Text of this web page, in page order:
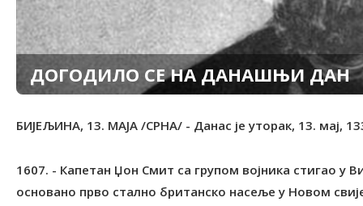
ДОГОДИЛО СЕ НА ДАНАШЊИ ДАН
БИЈЕЉИНА, 13. МАЈА /СРНА/ - Данас је уторак, 13. мај,
1607. - Капетан Џон Смит са групом војника стигао у Вирџинију и назвао то мјесто Џејмстаун, гдје је основано прво стално британско насеље у Новом свијету. 1619. - Погубљен холандски државник Јохан фан Олденбарневелт, отац модерне холандске државе. Смакнуће је наредио његов саборац у борби против шпанских окупатора принц Морис од Насауа, под оптужбом за религиозну субверзију. Заједно с Морисовим оцем Вилемом Првим "Ћутљивим" од Оранжа, владаром новостворене протестантске републике Уједињених Провинција Низоземске, предводио је крајем 16. вијека побуну против Шпанаца који су силом натурали римокатолицизам. Одлучујуће је допринио економском процвату Холандије, њеној трговинској експанзији и оснивању Холандске источноиндијске компаније, али је његов умјерени протестантизам толико засметао Морису да га је ухапсио и погубио, што историчари сматрају најтамнијом мрљом ране холандске историје. 1717. - Рођена аустријска царица, чешка и мађарска краљица Марија Терезија, која је током владавине од 1740. до смрти 1780. проводила реформе у духу просвијећеног апсолутизма, али и германизацију и насилно покатоличавање. Србима у Поморишкој крајини укинула је привилегије, чиме је подстакла њихове сеобе у Русију од 1751. до 1753. Да би осигурала оспоравани пријесто, водила је рат за аустријско насљеђе од 1740. до 1748. у којем јој је 1745. пруски краљ Фридрих Други Велики преотео Шлезију и учествовала је у Седмогодишњем рату од 1756. до 1763. 1792. - Рођен италијански свештеник Ђовани Марија Мастаи Ферети, од 1846. папа Пије Девети, чији је понтификат трајао 31 годину и 236 дана, најдуже у историји римокатоличке цркве. На Ватиканском сабору 1870. прогласио је догму о папској непогрешивости. 1795. - Рођен словачки филолог и историчар Павел Јозеф Шафарик, идеолог словенске узајамности и један од оснивача славистике. Као директор Српске гимназије у Новом Саду од 1819. до 1833. придобио је многе утицајне личности, укључујући владаре Србије и Црне Горе Милоша Обреновића и Петра Другог Петровића Његоша, за шире истраживачке подухвате у проучавању језика и књижевности Јужних Словена. Био је и предсједник "Социетас славица", првог читалачко-претплатничког часописа Словака у Војводини. Од 1833. се у Прагу као библиотекар Универзитетске библиотеке посветио изучавању словенских језика, књижевности и историје. За српску културу су посебно значајна "Српска читанка" у којој је изложио поријекло и развитак српског језика, затим "Житије Стевана Немање" и "Душанов законик". Остала дјела: "Историја словенског језика и књижевности свих дијалеката", "Словенске старине", "Словенска етнографија", "Споменици старе књижевности Југословена", "О поријеклу и завичају глагољице", "Историја југословенске књижевности", "Житија Ћирила и Методија". 1798. - Рођен српски сликар Константин Данил, један од највећих српских сликара 19. вијека, представник српског бидермајера. Стилом и техником, блиском бечким класицистима, радио је иконостасе - најзначајнији су у Успенској цркви у Панчеву и у епархијској цркви у Темишвару - портрете, мртву природу, композиције. Достизао је право мајсторство као портретиста, испољавајући знатну умјетничку снагу и племенитост колорита, поготово у периоду ослобађања стега стилизације, кад је моделовао слободније и тежио психолошкој анализи, што је нарочито упечатљиво у портретима "Павле Кенгелац" и "Умјетникова жена". 1809. - Трупе француског цара Наполеона Првог ушле у Беч. 1830. - Основана република Еквадор. 1840. - Рођен француски писац Алфонс Доде, аутор трилогије о згодама Тартарена Тарасконца, ремек-дјела француске хумористичке прозе. Био је натуралиста, али се одликовао топлином у разумијевању људске несреће, ненаметљивим хуманизмом и изузетним даром запажања. Писао је романе, драме и новеле. Дјела: "Писма из мог млина", "Тартарен Тарасконац", "Набоб", "Сафо", "Нума Руместан", "Краљеви у изгнанству", "Бесмртник". 1846. - Конгрес САД формално објавио рат Мексику, мада су борбе у Калифорнији започете неколико дана раније. Послије крвавих двогодишњих сукоба САД су добиле рат 1848, отевши Нови Мексико и златом богату Калифорнију, чиме је Мексико сведен у садашње границе. 1848. - У Сремским Карловцима скупштина представника 175 црквених општина војвођанских епархија, заједно с делегатима из Србије, изабрала митрополита Јосифа Рајачића за патријарха, а пуковника Стевана Шупљикца за војводу. Скупштина је истакла и право Срба у Аустрији и Угарској на аутономни политички и културни развој, а 15. маја је прогласила Српску Војводину која је обухватала Срем, Војну крајину у Срему, Барању и Бачку с бечејским и шајкашким окрузима и Банат с Војном крајином и Кикиндским округом. Прокламован је савез Српске Војводине са Славонијом, Хрватском и Далмацијом. Аустријска и мађарска влада прогласиле су одлуке Мајске скупштине незаконитим, али је аустријски устав од 4. марта 1849. потврдио оснивање Српске Војводине и Тамишког Баната, у које су укључени Бодрошка, Торонталска, Тамишка и Крашовска жупанија и Румски и Илочки округ Сремске жупаније. Војводина је добила статус посебне управне територије, а аустријски цар је додао титулу великог војводе. 1851. - Рођен српски писац и љекар Лаза Лазаревић, један од најбољих српских реалиста. Права је завршио у Београду, а медицину у Берлину. Написао је само девет приповиједака, од којих је "Швабица" остала у